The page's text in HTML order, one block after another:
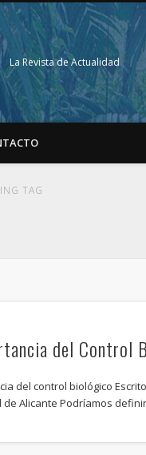
La Revista de Actualidad
TAG
del Control
del control biológico
de Alicante Podríamos